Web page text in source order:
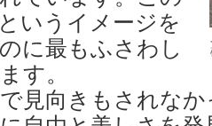
いうイメージを
に最もふさわし
す。
見向きもされなか